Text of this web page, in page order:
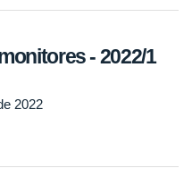
- 2022/1
2022